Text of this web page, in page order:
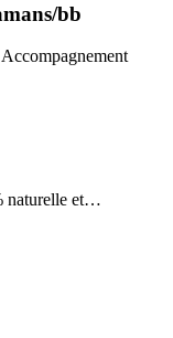
bb
naturelle et…